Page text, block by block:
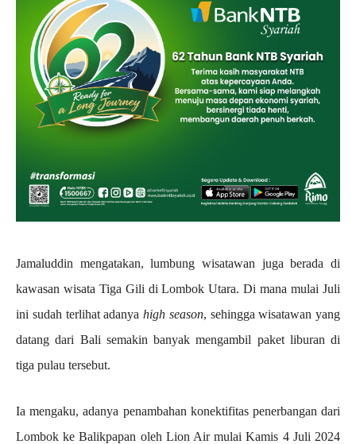
Jamaluddin mengatakan, lumbung wisatawan juga berada di
kawasan wisata Tiga Gili di Lombok Utara. Di mana mulai Juli
ini sudah terlihat adanya high season, sehingga wisatawan yang
datang dari Bali semakin banyak mengambil paket liburan di
tiga pulau tersebut.
Ia mengaku, adanya penambahan konektifitas penerbangan dari
Lombok ke Balikpapan oleh Lion Air mulai Kamis 4 Juli 2024